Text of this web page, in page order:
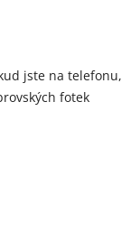
jste na telefonu,
fotek